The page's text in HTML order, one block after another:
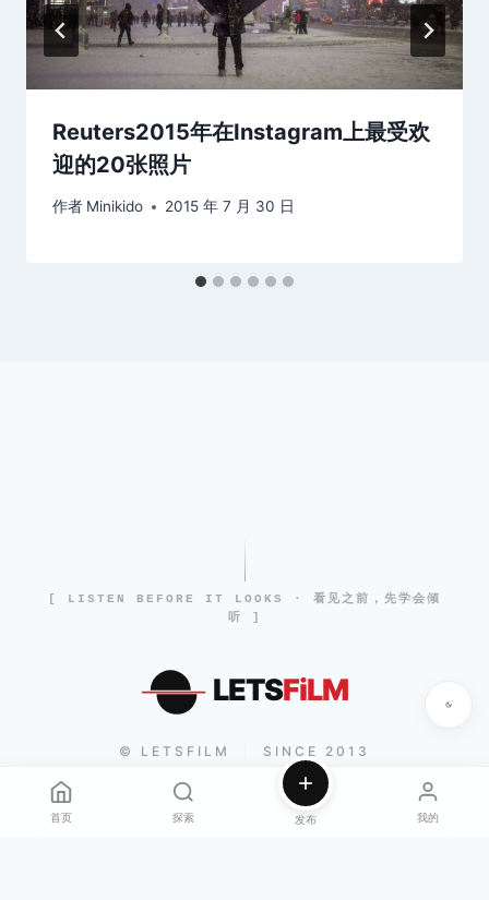
Reuters2015年在Instagram上最受欢
迎的20张照片
作者 Minikido 2015 年 7 月 30 日
[ LISTEN BEFORE IT LOOKS · 看见之前，先学会倾
听 ]
LETSFiLM
© LETSFILM SINCE 2013
首页 探索 发布 我的